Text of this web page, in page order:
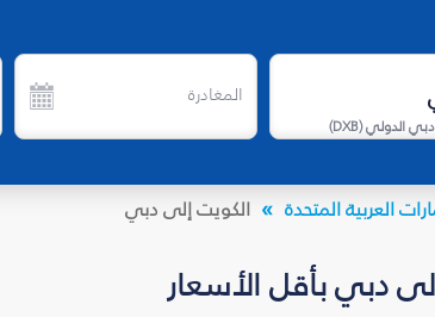
الدولي(
DXB
)
المغادرة
العربية المتحدة الكويت إلى دبي
دبي بأقل الأسعار